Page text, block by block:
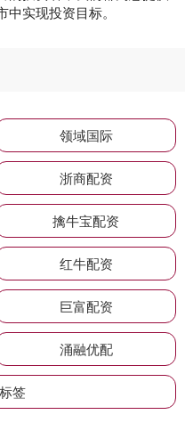
实现投资目标。
领域国际
浙商配资
擒牛宝配资
红牛配资
巨富配资
涌融优配
签